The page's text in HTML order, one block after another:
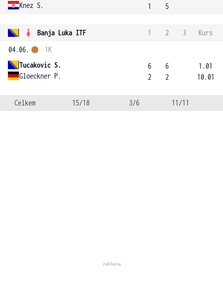
Knez S.
1
5
Banja Luka ITF 1 2 3
Kurs
04.06.
Tucakovic S.
Gloeckner P.
1K
6
2
6
2
1.01
10.01
Celkem 15/18 3/6 11/11